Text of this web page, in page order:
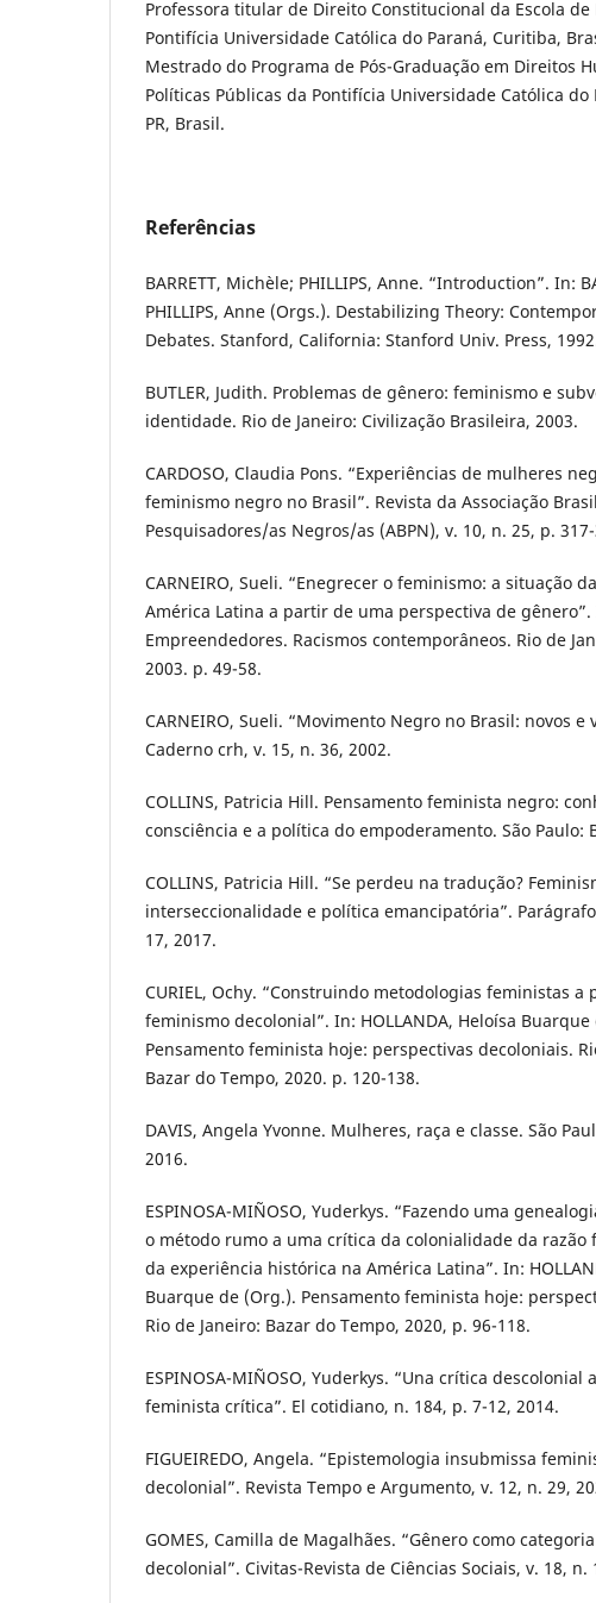
Professora titular de Direito Constitucional da Escola de
Pontifícia Universidade Católica do Paraná, Curitiba,
Mestrado do Programa de Pós-Graduação em Direitos
Políticas Públicas da Pontifícia Universidade Católica do
PR, Brasil.
Referências
BARRETT, Michèle; PHILLIPS, Anne. “Introduction”. In:
PHILLIPS, Anne (Orgs.). Destabilizing Theory:
Debates. Stanford, California: Stanford Univ. Press,
BUTLER, Judith. Problemas de gênero: feminismo e
identidade. Rio de Janeiro: Civilização Brasileira, 2003.
CARDOSO, Claudia Pons. “Experiências de mulheres
feminismo negro no Brasil”. Revista da Associação
Pesquisadores/as Negros/as (ABPN), v. 10, n. 25, p.
CARNEIRO, Sueli. “Enegrecer o feminismo: a situação
América Latina a partir de uma perspectiva de gênero”.
Empreendedores. Racismos contemporâneos. Rio de
2003. p. 49-58.
CARNEIRO, Sueli. “Movimento Negro no Brasil: novos e
Caderno crh, v. 15, n. 36, 2002.
COLLINS, Patricia Hill. Pensamento feminista negro:
consciência e a política do empoderamento. São Paulo:
COLLINS, Patricia Hill. “Se perdeu na tradução?
interseccionalidade e política emancipatória”.
17, 2017.
CURIEL, Ochy. “Construindo metodologias feministas a
feminismo decolonial”. In: HOLLANDA, Heloísa Buarque
Pensamento feminista hoje: perspectivas decoloniais.
Bazar do Tempo, 2020. p. 120-138.
DAVIS, Angela Yvonne. Mulheres, raça e classe. São
2016.
ESPINOSA-MIÑOSO, Yuderkys. “Fazendo uma
o método rumo a uma crítica da colonialidade da
da experiência histórica na América Latina”. In:
Buarque de (Org.). Pensamento feminista hoje:
Rio de Janeiro: Bazar do Tempo, 2020, p. 96-118.
ESPINOSA-MIÑOSO, Yuderkys. “Una crítica descolonial
feminista crítica”. El cotidiano, n. 184, p. 7-12, 2014.
FIGUEIREDO, Angela. “Epistemologia insubmissa
decolonial”. Revista Tempo e Argumento, v. 12, n. 29,
GOMES, Camilla de Magalhães. “Gênero como
decolonial”. Civitas-Revista de Ciências Sociais, v. 18, n.